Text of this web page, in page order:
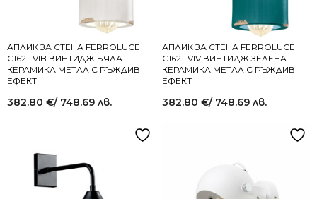
АПЛИК ЗА СТЕНА FERROLUCE
C1621-VIB ВИНТИДЖ БЯЛА
КЕРАМИКА МЕТАЛ С РЪЖДИВ
ЕФЕКТ
382.80 €/ 748.69 лв.
АПЛИК ЗА СТЕНА FERROLUCE
C1621-VIV ВИНТИДЖ ЗЕЛЕНА
КЕРАМИКА МЕТАЛ С РЪЖДИВ
ЕФЕКТ
382.80 €/ 748.69 лв.